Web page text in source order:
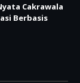
Cakrawala
Berbasis